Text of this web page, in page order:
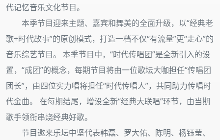
代记忆音乐文化节目。
本季节目迎来主题、嘉宾和舞美的全面升级，以“经典老
歌+时代故事”的原创模式，打造一档不仅“有流量”更“走心”的
音乐综艺节目。 本季节目中，“时代传唱团”是全新引入的设
置，“成团”的概念，每期节目将由一位歌坛大咖担任“传唱团
团长”，由四位实力唱将担任“时代传唱人”，共同助力传唱时
代金曲。 在每期结尾，增设全新“经典大联唱”环节，由当期
歌手领衔串烧经典好歌。
节目邀来乐坛中坚代表韩磊、罗大佑、陈明、杨钰莹、